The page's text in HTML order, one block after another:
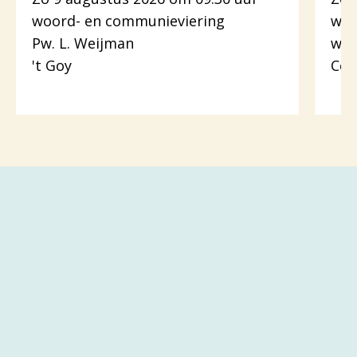
woord- en communieviering
Pw. L. Weijman
't Goy